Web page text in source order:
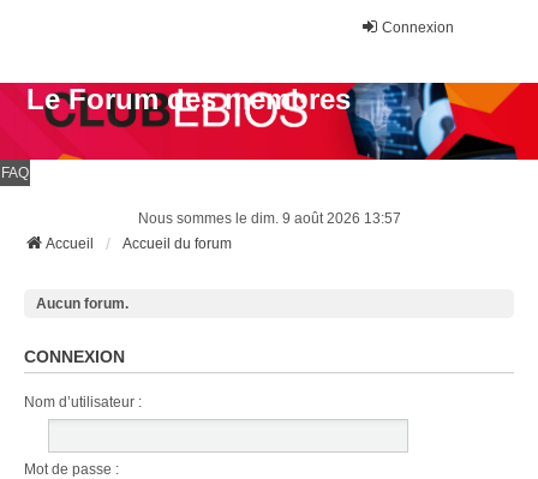
Connexion
Le Forum des membres
FAQ
Nous sommes le dim. 9 août 2026 13:57
Accueil
Accueil du forum
Aucun forum.
CONNEXION
Nom d’utilisateur :
Mot de passe :